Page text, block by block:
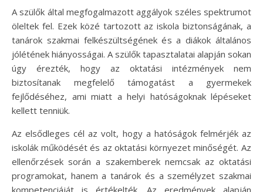
A szülők által megfogalmazott aggályok széles spektrumot
öleltek fel. Ezek közé tartozott az iskola biztonságának, a
tanárok szakmai felkészültségének és a diákok általános
jólétének hiányosságai. A szülők tapasztalatai alapján sokan
úgy érezték, hogy az oktatási intézmények nem
biztosítanak megfelelő támogatást a gyermekek
fejlődéséhez, ami miatt a helyi hatóságoknak lépéseket
kellett tenniük.
Az elsődleges cél az volt, hogy a hatóságok felmérjék az
iskolák működését és az oktatási környezet minőségét. Az
ellenőrzések során a szakemberek nemcsak az oktatási
programokat, hanem a tanárok és a személyzet szakmai